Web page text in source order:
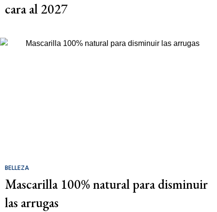
cara al 2027
BELLEZA
Mascarilla 100% natural para disminuir
las arrugas